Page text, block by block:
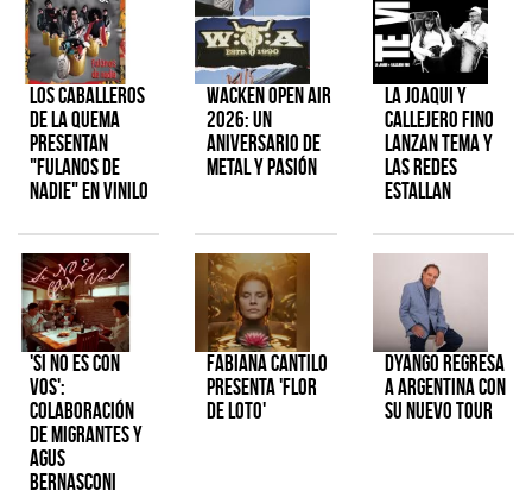
Los Caballeros
de la Quema
presentan
"Fulanos de
Nadie" en vinilo
Wacken Open Air
2026: Un
aniversario de
metal y pasión
La Joaqui y
Callejero Fino
lanzan tema y
las redes
estallan
'Si No Es Con
Vos':
colaboración
de Migrantes y
Agus
Bernasconi
Fabiana Cantilo
presenta 'Flor
de Loto'
Dyango regresa
a Argentina con
su nuevo tour